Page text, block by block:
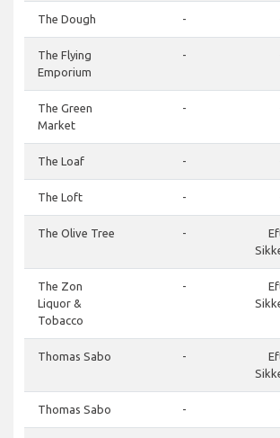
The Dough -
The Flying
Emporium
-
The Green
Market
-
The Loaf -
The Loft -
The Olive Tree -
The Zon
Liquor &
Tobacco
-
Thomas Sabo -
Thomas Sabo -